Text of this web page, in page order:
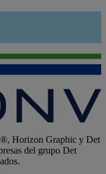
Horizon Graphic y Det
del grupo Det